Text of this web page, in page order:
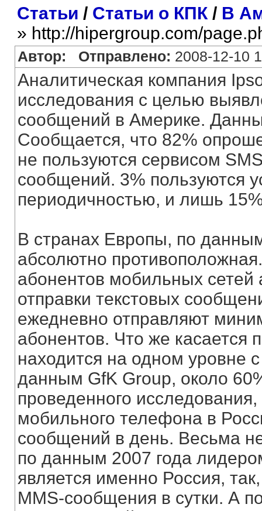
Статьи / Статьи о КПК/ В
» http://hipergroup.com/
Автор: Отправлено: 2008-12-10
Аналитическая компания
исследования с целью
сообщений в Америке.
Сообщается, что 82%
не пользуются сервисом
сообщений. 3% пользуются
периодичностью, и лишь
В странах Европы, по
абсолютно
абонентов мобильных сетей
отправки текстовых
ежедневно отправляют
абонентов. Что же касается
находится на одном уровне
данным GfK Group, около
проведенного
мобильного телефона в
сообщений в день. Весьма
по данным 2007 года
является именно Россия,
MMS-сообщения в сутки. А